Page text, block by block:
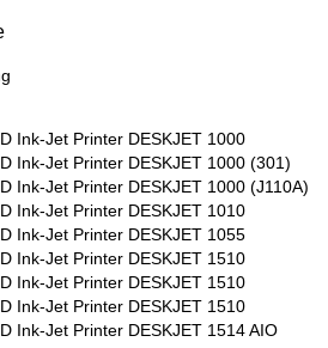
Ink-Jet Printer DESKJET 1000
Ink-Jet Printer DESKJET 1000 (301)
Ink-Jet Printer DESKJET 1000 (J110A)
Ink-Jet Printer DESKJET 1010
Ink-Jet Printer DESKJET 1055
Ink-Jet Printer DESKJET 1510
Ink-Jet Printer DESKJET 1510
Ink-Jet Printer DESKJET 1510
Ink-Jet Printer DESKJET 1514 AIO